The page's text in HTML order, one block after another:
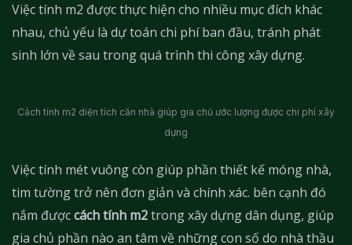
Việc tính m2 được thực hiện cho nhiều mục đích khác
nhau, chủ yếu là dự toán chi phí ban đầu, tránh phát
sinh lớn về sau trong quá trình thi công xây dựng.
Cách tính m2 diện tích căn nhà giúp gia chủ ước lượng được chi phí xây
dựng
Việc tính mét vuông còn giúp phần thiết kế móng nhà,
tim tường trở nên đơn giản và chính xác. bên cạnh đó
nắm đượccách tính m2trong xây dựng dân dụng, giúp
gia chủ phần nào an tâm về những con số do nhà thầu